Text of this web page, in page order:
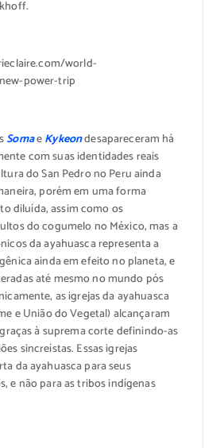
world-
power-trip
SomaeKykeondesapareceram há
com suas identidades reais
do San Pedro no Peru ainda
porém em uma forma
diluída, assim como os
do cogumelo no México, mas a
da ayahuasca representa a
ainda em efeito no planeta, e
até mesmo no mundo pós
as igrejas da ayahuasca
e União do Vegetal) alcançaram
à suprema corte definindo-as
sincreístas. Essas igrejas
da ayahuasca para seus
e não para as tribos indígenas